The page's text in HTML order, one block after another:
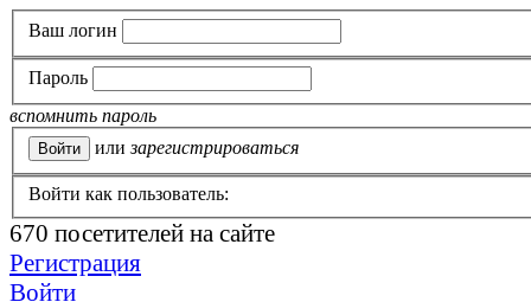
Ваш логин
Пароль
вспомнить пароль
или зарегистрироваться
Войти как пользователь:
670 посетителей на сайте
Регистрация
Войти